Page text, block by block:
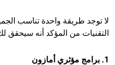
لا توجد طريقة واحدة تناسب
التقنيات من المؤكد أنه سيحقق
1. برامج مؤثري أمازون